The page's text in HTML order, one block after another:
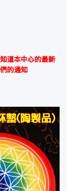
道本中心的最新
的通知